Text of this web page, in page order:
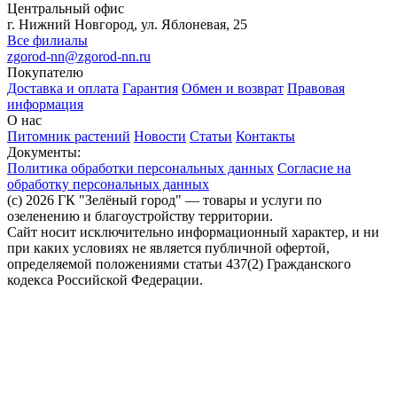
Центральный офис
г. Нижний Новгород, ул. Яблоневая, 25
Все филиалы
zgorod-nn@zgorod-nn.ru
Покупателю
Доставка и оплата Гарантия Обмен и возврат Правовая
информация
О нас
Питомник растений Новости Статьи Контакты
Документы:
Политика обработки персональных данных Согласие на
обработку персональных данных
(c) 2026 ГК "Зелёный город" — товары и услуги по
озеленению и благоустройству территории.
Сайт носит исключительно информационный характер, и ни
при каких условиях не является публичной офертой,
определяемой положениями статьи 437(2) Гражданского
кодекса Российской Федерации.